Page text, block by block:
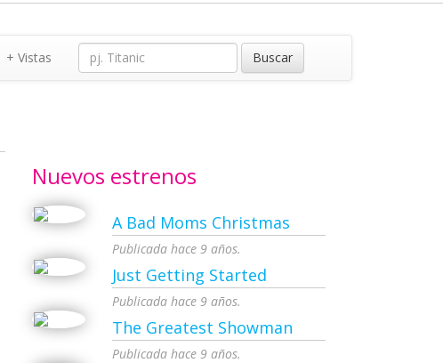
+ Vistas
Nuevos estrenos
A Bad Moms Christmas
Publicada hace 9 años.
Just Getting Started
Publicada hace 9 años.
The Greatest Showman
Publicada hace 9 años.